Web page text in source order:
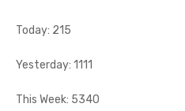
Today: 215
Yesterday: 1111
This Week: 5340